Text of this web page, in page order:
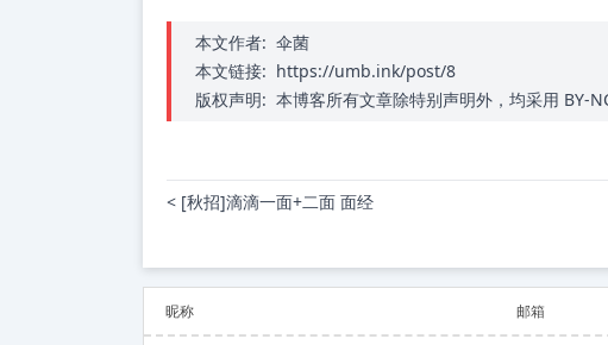
本文作者: 伞菌
本文链接: https://umb.ink/post/8
版权声明: 本博客所有文章除特别声明外，均采用 BY-
< [秋招]滴滴一面+二面 面经
昵称 邮箱